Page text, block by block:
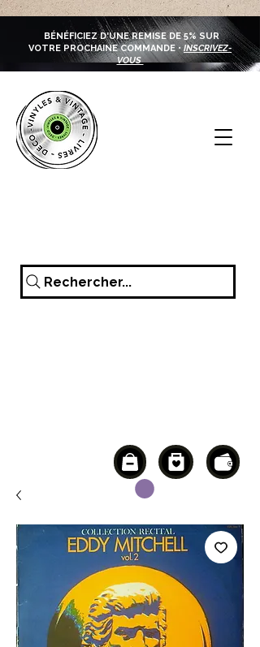
BÉNÉFICIEZ D'UNE REMISE DE 5% SUR
VOTRE PROCHAINE COMMANDE • INSCRIVEZ-
VOUS
Rechercher...